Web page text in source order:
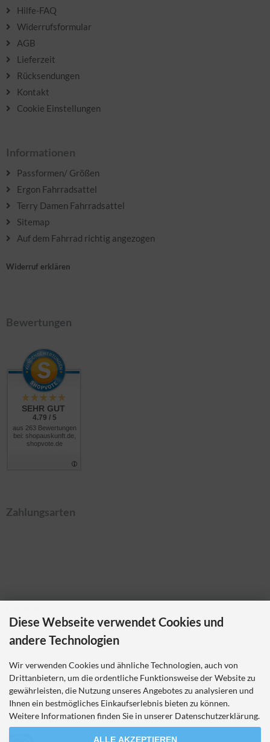
Hilfe-FAQ
Widerrufsformular
AGB
Lieferzeit
Rücksendungen
Kontakt
Cookie Einstellungen
Informationen
Passformen/ Größen
Ergon Fahrradsattel
Terry Damen Fahrradsattel
Sitemap
Auf dem Fahrrad richtig angezogen
Widerruf erklären
Bewertungen
SEHR GUT
4.79 / 5
aus 263 Bewertungen
bei: shopauskunft.de,
shopvote.de
Zahlungsarten
Ladybikewear.de
Pellerweg 1
63486 Bruchköbel
Telefon 06181 7023214
nicole.theiss@ladybikewear.de
Diese Webseite verwendet Cookies und
andere Technologien
Wir verwenden Cookies und ähnliche Technologien, auch von
Drittanbietern, um die ordentliche Funktionsweise der Website zu
gewährleisten, die Nutzung unseres Angebotes zu analysieren und
Ihnen ein bestmögliches Einkaufserlebnis bieten zu können.
Weitere Informationen finden Sie in unserer Datenschutzerklärung.
ALLE AKZEPTIEREN